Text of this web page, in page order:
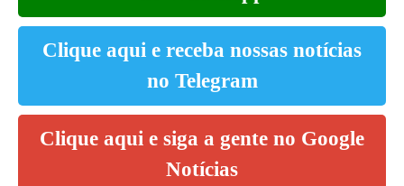
Clique aqui e receba nossas notícias
no Telegram
Clique aqui e siga a gente no Google
Notícias